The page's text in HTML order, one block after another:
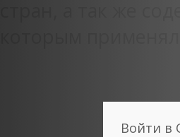
Войти в